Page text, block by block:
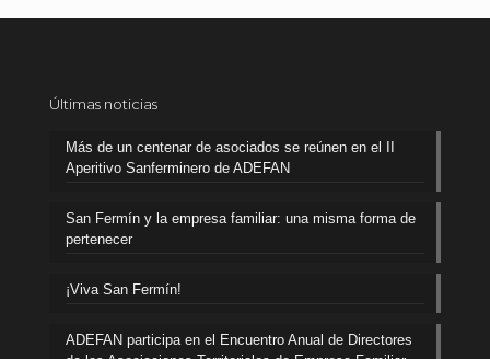
Últimas noticias
Más de un centenar de asociados se reúnen en el II
Aperitivo Sanferminero de ADEFAN
San Fermín y la empresa familiar: una misma forma de
pertenecer
¡Viva San Fermín!
ADEFAN participa en el Encuentro Anual de Directores